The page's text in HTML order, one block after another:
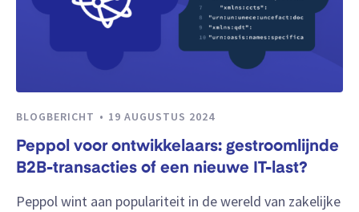
BLOGBERICHT 19 AUGUSTUS 2024
Peppol voor ontwikkelaars: gestroomlijnde
B2B-transacties of een nieuwe IT-last?
Peppol wint aan populariteit in de wereld van zakelijke